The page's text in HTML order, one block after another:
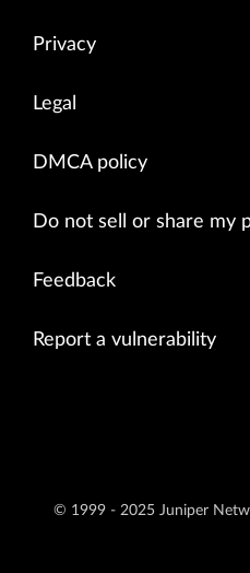
Privacy
Legal
DMCA policy
Do not sell or share my
Feedback
Report a vulnerability
© 1999 - 2025 Juniper